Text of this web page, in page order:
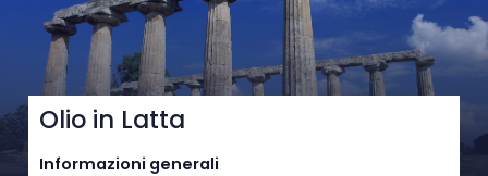
Olio in Latta
Informazioni generali